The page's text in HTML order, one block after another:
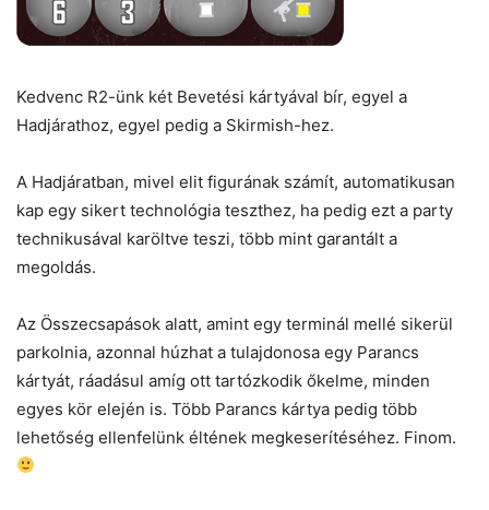
Kedvenc R2-ünk két Bevetési kártyával bír, egyel a
Hadjárathoz, egyel pedig a Skirmish-hez.
A Hadjáratban, mivel elit figurának számít, automatikusan
kap egy sikert technológia teszthez, ha pedig ezt a party
technikusával karöltve teszi, több mint garantált a
megoldás.
Az Összecsapások alatt, amint egy terminál mellé sikerül
parkolnia, azonnal húzhat a tulajdonosa egy Parancs
kártyát, ráadásul amíg ott tartózkodik őkelme, minden
egyes kör elején is. Több Parancs kártya pedig több
lehetőség ellenfelünk éltének megkeserítéséhez. Finom.